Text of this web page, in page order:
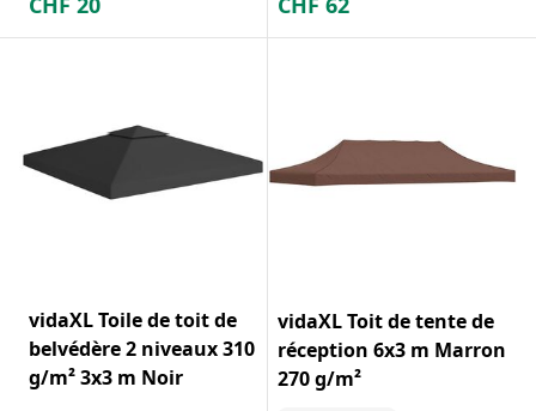
vidaXL Toile de toit de
belvédère 2 niveaux 310
g/m² 3x3 m Noir
vidaXL Toit de tente de
réception 6x3 m Marron
270 g/m²